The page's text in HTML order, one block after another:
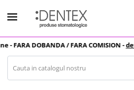
-FARA DOBANDA/ FARA COMISION -